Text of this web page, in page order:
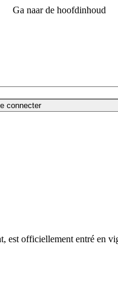
Ga naar de hoofdinhoud
connecter
est officiellement entré en